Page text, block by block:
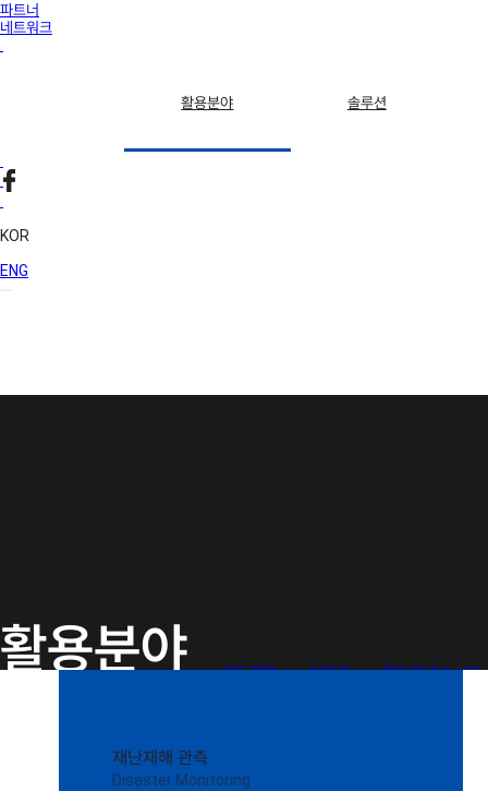
파트너
네트워크
활용분야 솔루션
KOR
ENG
활용분야 지도 제작 인프라 원유 및 가스시설
재난재해 관측
Disaster Monitoring